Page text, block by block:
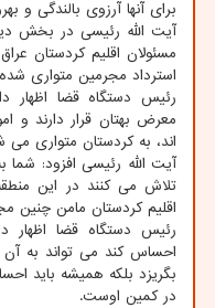
برای آنها آرزوی بالندگی و
آیت الله رئیسی در بخش
مسئولان اقلیم کردستان
استرداد مجرمین متواری
رئیس دستگاه قضا
معرض بهتان قرار دارند و
اند، به کردستان متواری می
آیت الله رئیسی افزود: شما
تلاش می کنند در این
اقلیم کردستان مامن چنین
رئیس دستگاه قضا
احساس کند می تواند به آن
بگریزد بلکه همیشه باید
در کمین اوست.